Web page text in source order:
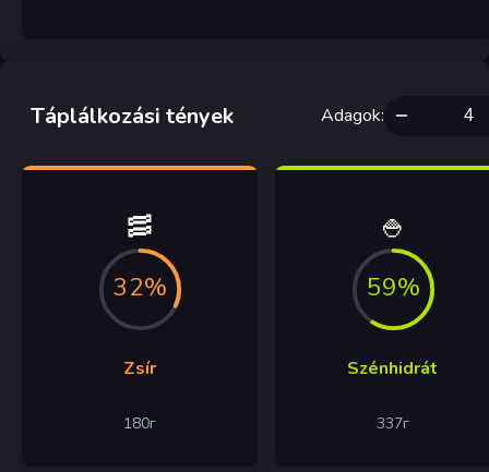
Táplálkozási tények Adagok:
🥓
32%
Zsír
180г
🍚
59%
Szénhidrát
337г